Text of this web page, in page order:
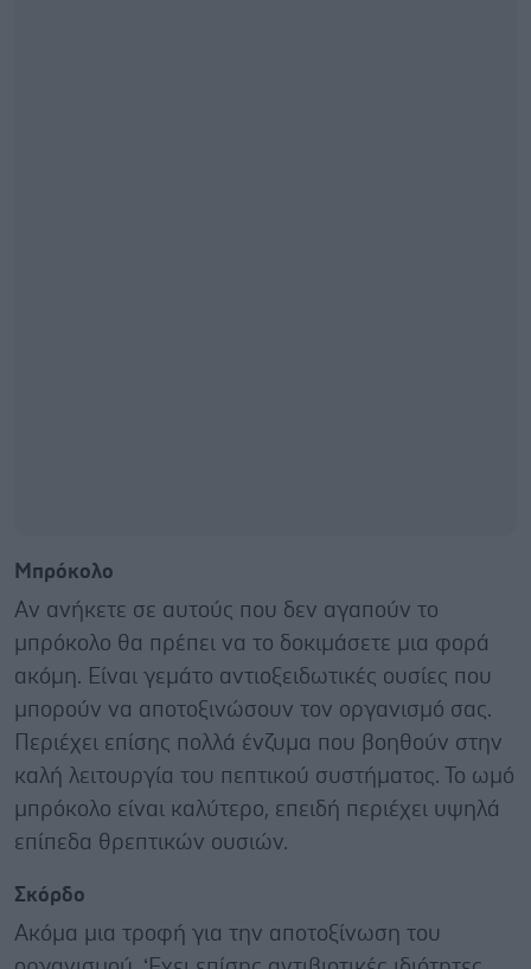
Μπρόκολο
Αν ανήκετε σε αυτούς που δεν αγαπούν το
μπρόκολο θα πρέπει να το δοκιμάσετε μια φορά
ακόμη. Είναι γεμάτο αντιοξειδωτικές ουσίες που
μπορούν να αποτοξινώσουν τον οργανισμό σας.
Περιέχει επίσης πολλά ένζυμα που βοηθούν στην
καλή λειτουργία του πεπτικού συστήματος. Το ωμό
μπρόκολο είναι καλύτερο, επειδή περιέχει υψηλά
επίπεδα θρεπτικών ουσιών.
Σκόρδο
Ακόμα μια τροφή για την αποτοξίνωση του